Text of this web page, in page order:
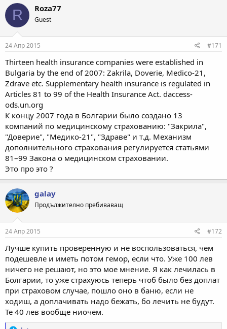
R Roza77
Guest
24 Апр 2015 #171
Thirteen health insurance companies were established in
Bulgaria by the end of 2007: Zakrila, Doverie, Medico-21,
Zdrave etc. Supplementary health insurance is regulated in
Articles 81 to 99 of the Health Insurance Act. daccess-
ods.un.org
К концу 2007 года в Болгарии было создано 13
компаний по медицинскому страхованию: "Закрила",
"Доверие", "Медико-21", "Здраве" и т.д. Механизм
дополнительного страхования регулируется статьями
81–99 Закона о медицинском страховании.
Это про это ?
galay
Продължително пребиваващ
24 Апр 2015 #172
Лучше купить проверенную и не воспользоваться, чем
подешевле и иметь потом гемор, если что. Уже 100 лев
ничего не решают, но это мое мнение. Я как лечилась в
Болгарии, то уже страхуюсь теперь чтоб было без доплат
при страховом случае, пошло оно в баню, если не
ходиш, а доплачивать надо бежать, бо лечить не будут.
Те 40 лев вообще ниочем.